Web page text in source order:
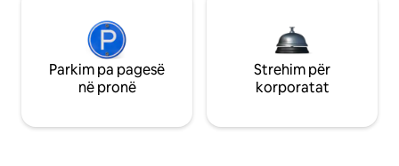
Parkim pa pagesë
në pronë
Strehim për
korporatat